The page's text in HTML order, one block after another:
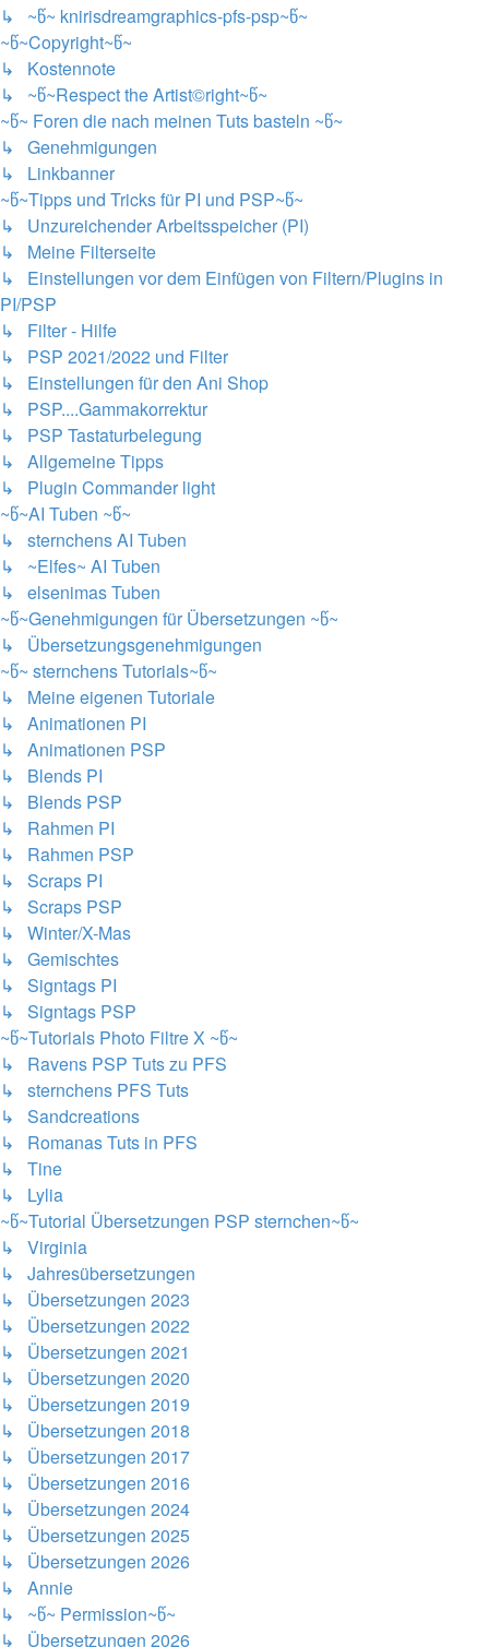
↳ ~წ~ knirisdreamgraphics-pfs-psp~წ~
~წ~Copyright~წ~
↳ Kostennote
↳ ~წ~Respect the Artist©right~წ~
~წ~ Foren die nach meinen Tuts basteln ~წ~
↳ Genehmigungen
↳ Linkbanner
~წ~Tipps und Tricks für PI und PSP~წ~
↳ Unzureichender Arbeitsspeicher (PI)
↳ Meine Filterseite
↳ Einstellungen vor dem Einfügen von Filtern/Plugins in
PI/PSP
↳ Filter - Hilfe
↳ PSP 2021/2022 und Filter
↳ Einstellungen für den Ani Shop
↳ PSP....Gammakorrektur
↳ PSP Tastaturbelegung
↳ Allgemeine Tipps
↳ Plugin Commander light
~წ~AI Tuben ~წ~
↳ sternchens AI Tuben
↳ ~Elfes~ AI Tuben
↳ elsenimas Tuben
~წ~Genehmigungen für Übersetzungen ~წ~
↳ Übersetzungsgenehmigungen
~წ~ sternchens Tutorials~წ~
↳ Meine eigenen Tutoriale
↳ Animationen PI
↳ Animationen PSP
↳ Blends PI
↳ Blends PSP
↳ Rahmen PI
↳ Rahmen PSP
↳ Scraps PI
↳ Scraps PSP
↳ Winter/X-Mas
↳ Gemischtes
↳ Signtags PI
↳ Signtags PSP
~წ~Tutorials Photo Filtre X ~წ~
↳ Ravens PSP Tuts zu PFS
↳ sternchens PFS Tuts
↳ Sandcreations
↳ Romanas Tuts in PFS
↳ Tine
↳ Lylia
~წ~Tutorial Übersetzungen PSP sternchen~წ~
↳ Virginia
↳ Jahresübersetzungen
↳ Übersetzungen 2023
↳ Übersetzungen 2022
↳ Übersetzungen 2021
↳ Übersetzungen 2020
↳ Übersetzungen 2019
↳ Übersetzungen 2018
↳ Übersetzungen 2017
↳ Übersetzungen 2016
↳ Übersetzungen 2024
↳ Übersetzungen 2025
↳ Übersetzungen 2026
↳ Annie
↳ ~წ~ Permission~წ~
↳ Übersetzungen 2026